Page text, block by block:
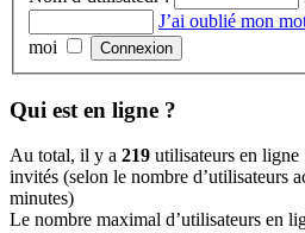
J’ai oublié mon
moi
Qui est en ligne ?
Au total, il y a 219 utilisateurs en
invités (selon le nombre d’utilisateurs
minutes)
Le nombre maximal d’utilisateurs en